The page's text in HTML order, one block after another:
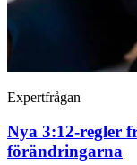
Expertfrågan
Nya 3:12-regler
förändringarna